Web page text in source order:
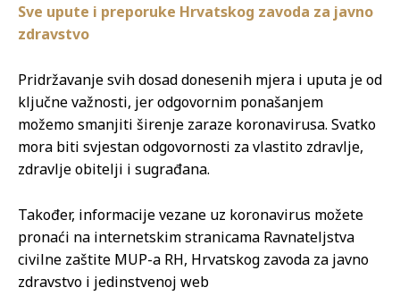
Sve upute i preporuke Hrvatskog zavoda za javno
zdravstvo
Pridržavanje svih dosad donesenih mjera i uputa je od
ključne važnosti, jer odgovornim ponašanjem
možemo smanjiti širenje zaraze koronavirusa. Svatko
mora biti svjestan odgovornosti za vlastito zdravlje,
zdravlje obitelji i sugrađana.
Također, informacije vezane uz koronavirus možete
pronaći na internetskim stranicama Ravnateljstva
civilne zaštite MUP-a RH, Hrvatskog zavoda za javno
zdravstvo i jedinstvenoj web